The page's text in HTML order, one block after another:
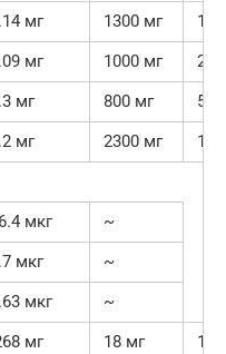
мг 1300 мг
мг 1000 мг
мг 800 мг
мг 2300 мг
мкг
~
мкг
~
мкг
~
мг 18 мг